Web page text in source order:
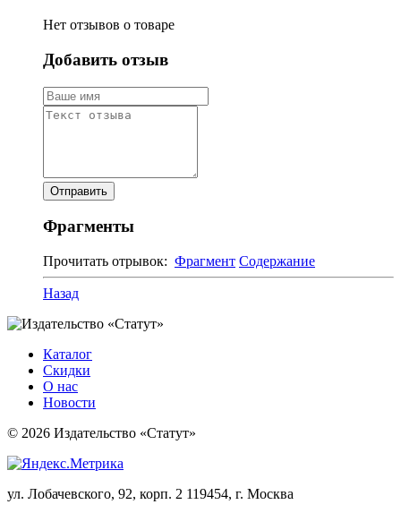
Нет отзывов о товаре
Добавить отзыв
Фрагменты
Прочитать отрывок: Фрагмент Содержание
Назад
Каталог
Скидки
О нас
Новости
© 2026 Издательство «Статут»
ул. Лобачевского, 92, корп. 2 119454, г. Москва